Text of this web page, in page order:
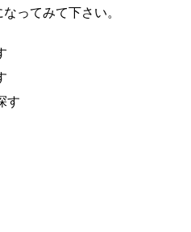
ってみて下さい。
す